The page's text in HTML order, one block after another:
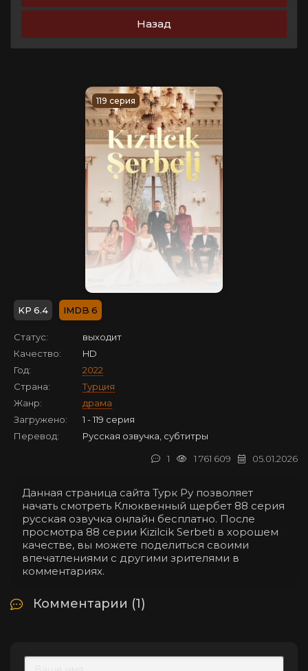
Назад
119 серия
6.4 6
Статус:
выходит
Качество:
HD
Год:
2022
Страна:
Турция
Жанр:
драма
Загружено:
1 - 119 серия
Перевод:
Русская озвучка, субтитры
05.01.2026
1 761 609
1
Данная страница сайта Турк Ру позволяет
начать смотреть Клюквенный щербет 88 серия
русская озвучка онлайн бесплатно. После
просмотра 88 серии Kizilcik Serbeti в хорошем
качестве, вы можете поделиться своими
впечатлениями с другими зрителями в
комментариях.
Комментарии (1)